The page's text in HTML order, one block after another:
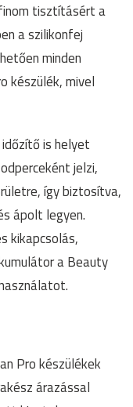
tisztításért a
a szilikonfej
minden
készülék, mivel
is helyet
jelzi,
így biztosítva,
ápolt legyen.
kikapcsolás,
a Beauty
Pro készülékek
árazással